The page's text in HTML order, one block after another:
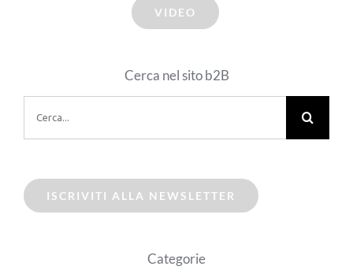
VIDEO
Cerca nel sito b2B
per:
ISCRIVITI ALLA NEWSLETTER
Categorie